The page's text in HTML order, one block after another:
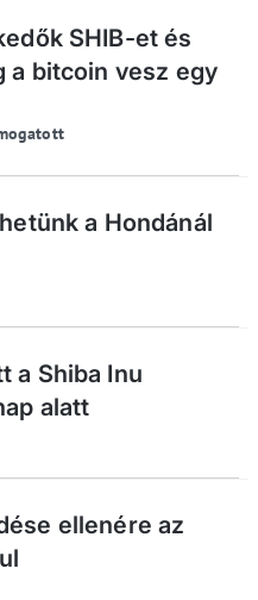
SHIB-et és
a bitcoin vesz egy
a Hondánál
a Shiba Inu
alatt
ellenére az